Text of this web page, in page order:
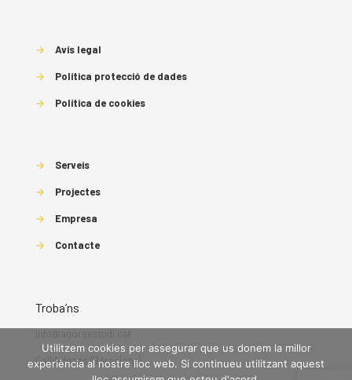
→ Avís legal
→ Política protecció de dades
→ Política de cookies
→ Serveis
→ Projectes
→ Empresa
→ Contacte
Troba’ns
Calldetenes (Barcelona)
Utilitzem cookies per assegurar que us donem la millor
experiència al nostre lloc web. Si continueu utilitzant aquest